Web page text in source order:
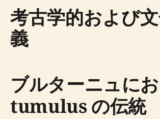
考古学的および
義
ブルターニュに
tumulus の伝統